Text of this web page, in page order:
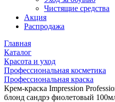
Чистящие средства
Акция
Распродажа
Главная
Каталог
Красота и уход
Профессиональная косметика
Профессиональная краска
Крем-краска Impression
блонд сандрэ фиолетовый